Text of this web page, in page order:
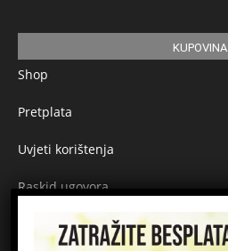
KUPOVINA
Shop
Pretplata
Uvjeti korištenja
Raskid ugovora
Načini plaćanja